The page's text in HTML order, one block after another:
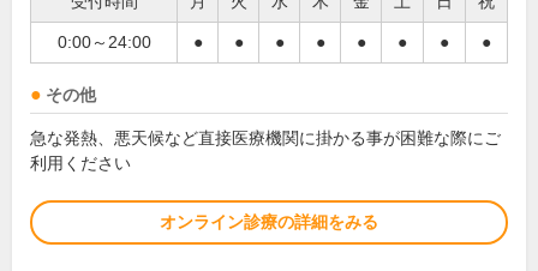
0:00～24:00 ● ● ● ● ● ● ● ●
その他
急な発熱、悪天候など直接医療機関に掛かる事が困難な際にご
利用ください
オンライン診療の詳細をみる